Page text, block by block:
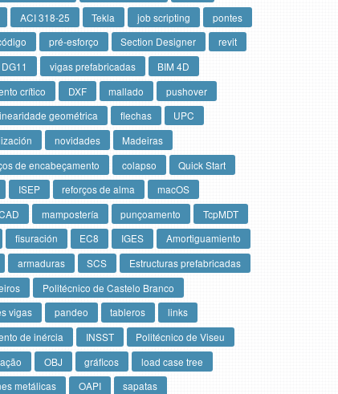
ACI 318-25 Tekla job scripting
pontes
pré-esforço Section Designer
revit
vigas prefabricadas
BIM 4D
crítico
DXF mallado
pushover
geométrica
flechas
UPC
novidades
Madeiras
de encabeçamento
colapso
Quick Start
ISEP reforços de alma
macOS
mampostería punçoamento
TcpMDT
fisuración EC8 IGES
Amortiguamiento
armaduras SCS
Estructuras prefabricadas
Politécnico de Castelo Branco
vigas
pandeo tableros
links
de inércia
INSST
Politécnico de Viseu
OBJ gráficos
load case tree
metálicas
OAPI
sapatas